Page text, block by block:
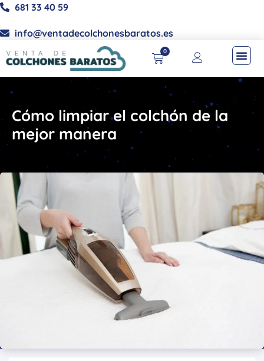
681 33 40 59
info@ventadecolchonesbaratos.es
0
Cómo limpiar el colchón de la
mejor manera